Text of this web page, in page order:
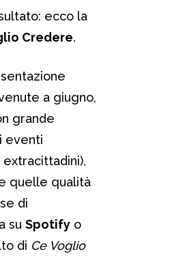
ecco la
Credere.
a giugno,
grande
eventi
quelle qualità
di
su Spotify o
di Ce Voglio